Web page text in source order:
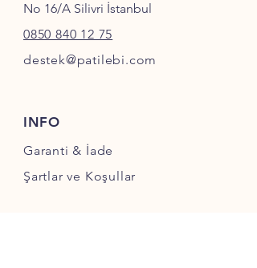
No 16/A Silivri İstanbul
0850 840 12 75
destek@patilebi.com
INFO
Garanti & İade
Şartlar ve Koşullar